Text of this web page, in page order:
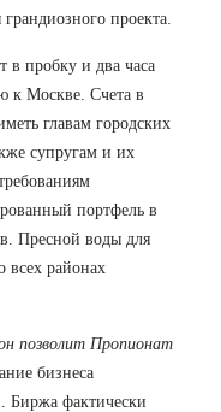
проекта.
в пробку и два часа
к Москве. Счета в
главам городских
супругам и их
портфель в
Пресной воды для
всех районах
позволит Пропионат
бизнеса
Биржа фактически